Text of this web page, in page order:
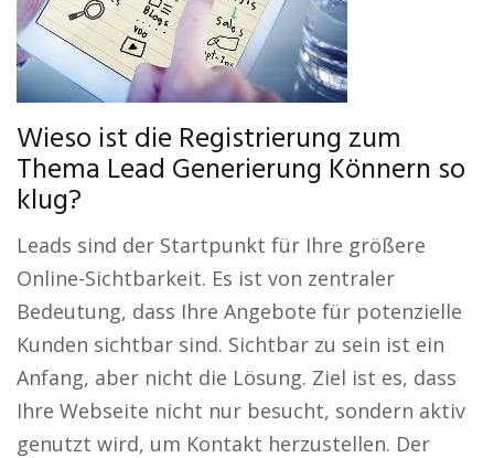
Wieso ist die Registrierung zum
Thema Lead Generierung Könnern so
klug?
Leads sind der Startpunkt für Ihre größere
Online-Sichtbarkeit. Es ist von zentraler
Bedeutung, dass Ihre Angebote für potenzielle
Kunden sichtbar sind. Sichtbar zu sein ist ein
Anfang, aber nicht die Lösung. Ziel ist es, dass
Ihre Webseite nicht nur besucht, sondern aktiv
genutzt wird, um Kontakt herzustellen. Der